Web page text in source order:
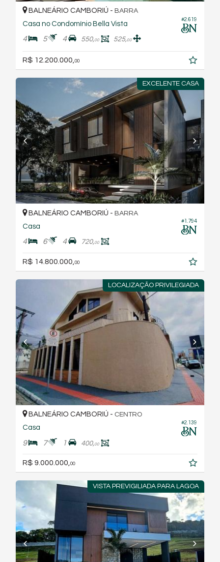
#2.619
BALNEÁRIO CAMBORIÚ - BARRA
Casa no Condomínio Bella Vista
4 5 4 550,00 525,00
R$ 12.200.000,00
EXCELENTE CASA
#1.794
BALNEÁRIO CAMBORIÚ - BARRA
Casa
4 6 4 720,00
R$ 14.800.000, 00
LOCALIZAÇÃO PRIVILEGIADA
#2.139
BALNEÁRIO CAMBORIÚ - CENTRO
Casa
9 7 1 400,00
R$ 9.000.000,00
VISTA PREVIGILIADA PARA LAGOA